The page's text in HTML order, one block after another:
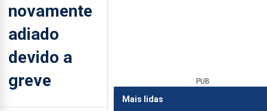
novamente
adiado
devido a
greve
PUB
Mais lidas